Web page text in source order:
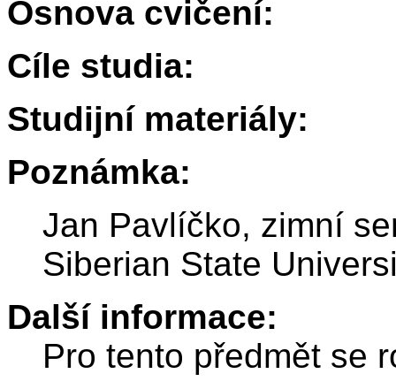
Osnova cvičení:
Cíle studia:
Studijní materiály:
Poznámka:
Jan Pavlíčko, zimní
Siberian State
Další informace:
Pro tento předmět se